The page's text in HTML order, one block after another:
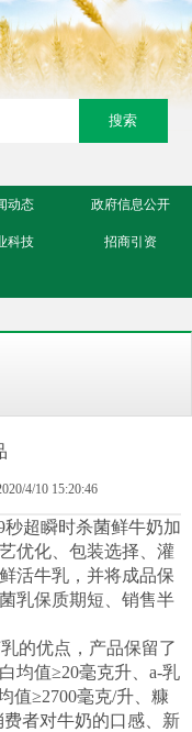
动态 政府信息公开
科技 招商引资
4/10 15:20:46
秒超瞬时杀菌鲜牛奶加
优化、包装选择、灌
活牛乳，并将成品保
乳保质期短、销售半
的优点，产品保留了
均值≥20毫克升、 a-乳
值≥2700毫克/升、糠
者对牛奶的口感、新